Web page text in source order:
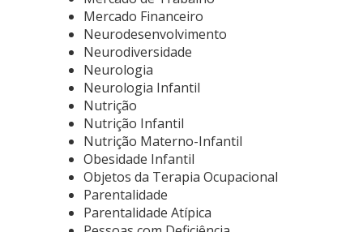
Mercado Financeiro
Neurodesenvolvimento
Neurodiversidade
Neurologia
Neurologia Infantil
Nutrição
Nutrição Infantil
Nutrição Materno-Infantil
Obesidade Infantil
Objetos da Terapia Ocupacional
Parentalidade
Parentalidade Atípica